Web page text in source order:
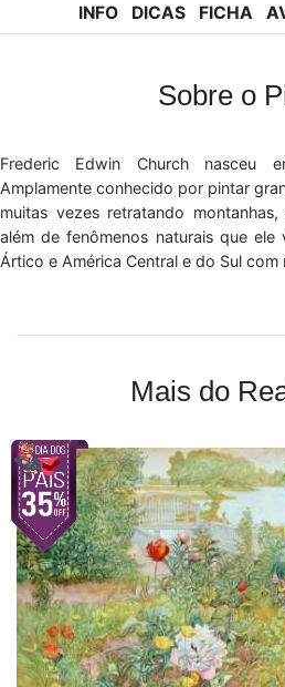
INFO DICAS FICHA
Sobre o
Frederic Edwin Church nasceu
Amplamente conhecido por pintar
muitas vezes retratando
além de fenômenos naturais que ele
Ártico e América Central e do Sul
Mais do